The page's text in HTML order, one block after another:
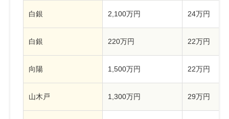
白銀 2,100万円 24万円
白銀 220万円 22万円
向陽 1,500万円 22万円
山木戸 1,300万円 29万円